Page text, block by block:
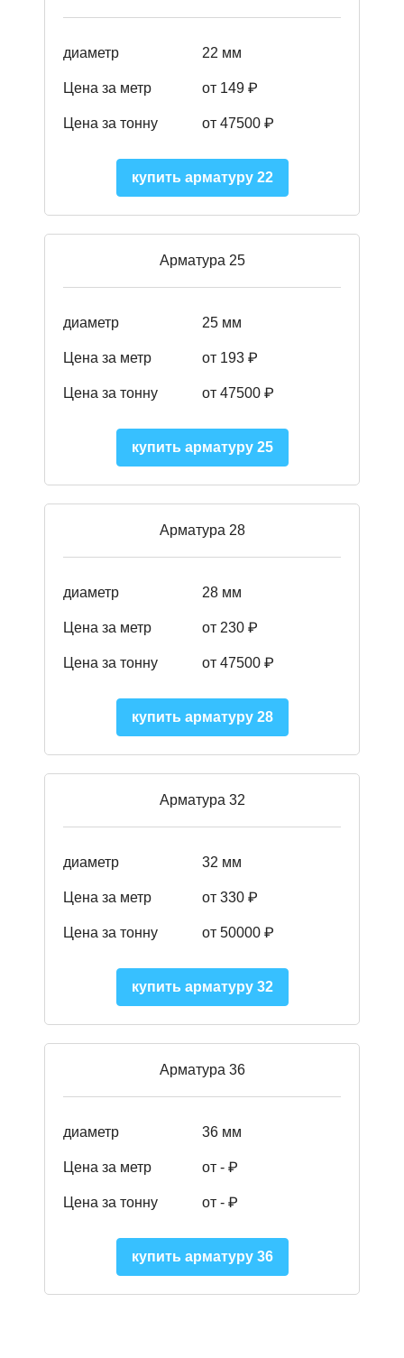
диаметр 22 мм
Цена за метр от 149 ₽
Цена за тонну от 47500 ₽
купить арматуру 22
Арматура 25
диаметр 25 мм
Цена за метр от 193 ₽
Цена за тонну от 47500 ₽
купить арматуру 25
Арматура 28
диаметр 28 мм
Цена за метр от 230 ₽
Цена за тонну от 47500 ₽
купить арматуру 28
Арматура 32
диаметр 32 мм
Цена за метр от 330 ₽
Цена за тонну от 50000 ₽
купить арматуру 32
Арматура 36
диаметр 36 мм
Цена за метр от - ₽
Цена за тонну от - ₽
купить арматуру 36